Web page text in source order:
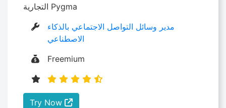
التجارية Pygma
مدير وسائل التواصل الاجتماعي بالذكاء
الاصطناعي
Freemium
Try Now